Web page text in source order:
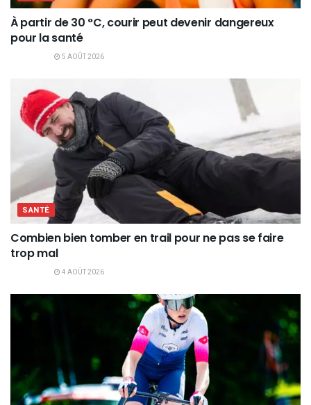
À partir de 30 °C, courir peut devenir dangereux
pour la santé
5 AOÛT 2026
SANTÉ
Combien bien tomber en trail pour ne pas se faire
trop mal
4 AOÛT 2026